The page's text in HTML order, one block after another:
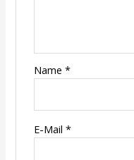
Name *
E-Mail *